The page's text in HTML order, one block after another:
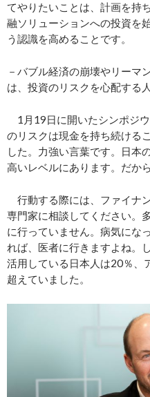
てやりたいことは、計画を持
融ソリューションへの投資を
う認識を高めることです。
－バブル経済の崩壊やリーマ
は、投資のリスクを心配する
1月19日に開いたシンポジ
のリスクは現金を持ち続ける
した。力強い言葉です。日本
高いレベルにあります。だか
行動する際には、ファイナ
専門家に相談してください。
に行っていません。病気にな
れば、医者に行きますよね。
活用している日本人は20％、
超えていました。